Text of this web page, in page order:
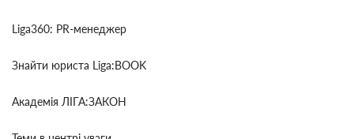
Liga360: PR-менеджер
Знайти юриста Liga:BOOK
Академія ЛІГА:ЗАКОН